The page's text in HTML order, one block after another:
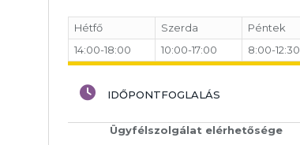
Hétfő Szerda
Péntek
14:00-18:00
10:00-17:00 8:00-12:30
IDŐPONTFOGLALÁS
Ügyfélszolgálat elérhetősége